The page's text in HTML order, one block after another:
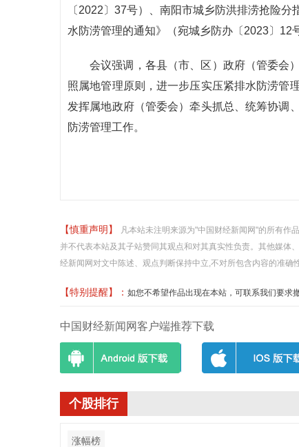
〔2022〕37号）、南阳市城乡防洪排涝抢险
水防涝管理的通知》（宛城乡防办〔2023〕12
会议强调，各县（市、区）政府（管委会
照属地管理原则，进一步压实压紧排水防涝管
发挥属地政府（管委会）牵头抓总、统筹协调
防涝管理工作。
【慎重声明】
凡本站未注明来源为"中国财经新闻网"的所有作
并不代表本站及其子站赞同其观点和对其真实性负责。其他媒体
经新闻网对文中陈述、观点判断保持中立,不对所包含内容的准确
【特别提醒】： 如您不希望作品出现在本站，可联系我们要求
中国财经新闻网客户端推荐下载
个股排行
涨幅榜